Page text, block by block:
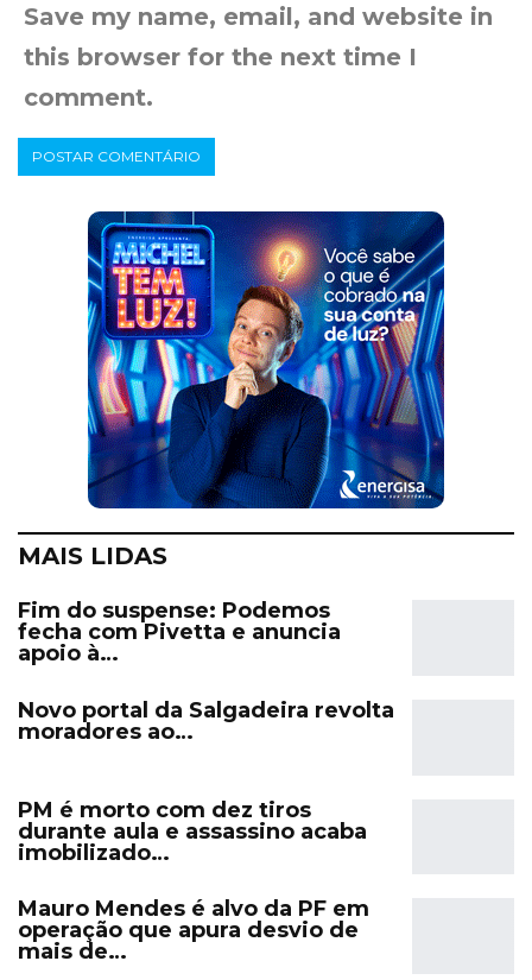
Save my name, email, and website in
this browser for the next time I
comment.
MAIS LIDAS
Fim do suspense: Podemos
fecha com Pivetta e anuncia
apoio à…
Novo portal da Salgadeira revolta
moradores ao…
PM é morto com dez tiros
durante aula e assassino acaba
imobilizado…
Mauro Mendes é alvo da PF em
operação que apura desvio de
mais de…